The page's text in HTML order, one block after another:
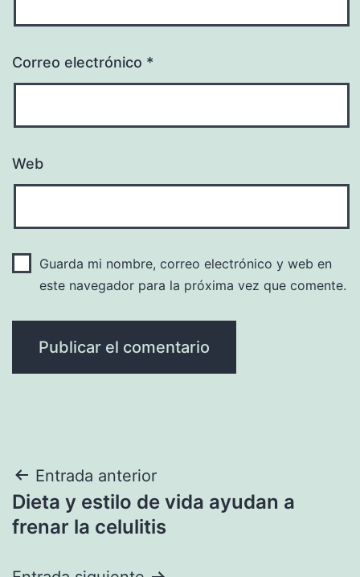
Correo electrónico *
Web
Guarda mi nombre, correo electrónico y web en
este navegador para la próxima vez que comente.
Navegación
de
Entrada anterior
Dieta y estilo de vida ayudan a
frenar la celulitis